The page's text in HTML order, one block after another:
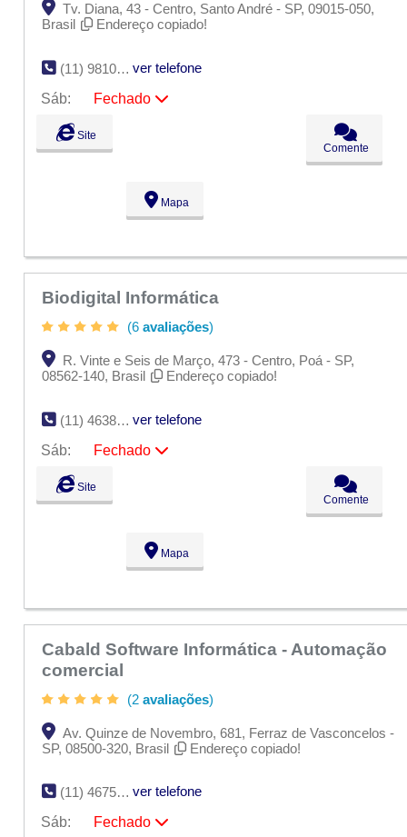
Tv. Diana, 43 - Centro, Santo André - SP, 09015-050,
Brasil
Endereço copiado!
(11) 98109-6682
ver telefone
Sáb:
Fechado
Seg:
Ter:
Qua:
09:00 - 18:00
09:00 - 18:00
Fechado
Fechado
Site
Comente
Mapa
Biodigital Informática
(6 avaliações)
R. Vinte e Seis de Março, 473 - Centro, Poá - SP,
08562-140, Brasil
Endereço copiado!
(11) 4638-4447
ver telefone
Sáb:
Fechado
Seg:
Ter:
Qua:
09:00 - 18:00
09:00 - 18:00
Fechado
Fechado
Site
Comente
Mapa
Cabald Software Informática - Automação
comercial
(2 avaliações)
Av. Quinze de Novembro, 681, Ferraz de Vasconcelos -
SP, 08500-320, Brasil
Endereço copiado!
(11) 4675-2914
ver telefone
Sáb:
Fechado